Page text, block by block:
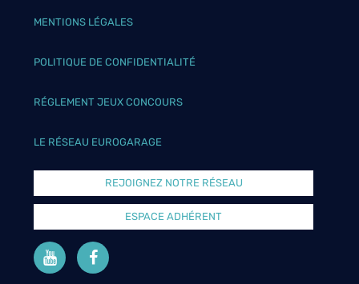
MENTIONS LÉGALES
POLITIQUE DE CONFIDENTIALITÉ
RÉGLEMENT JEUX CONCOURS
LE RÉSEAU EUROGARAGE
REJOIGNEZ NOTRE RÉSEAU
ESPACE ADHÉRENT